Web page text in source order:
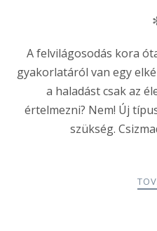
A felvilágosodás kora
gyakorlatáról van egy
a haladást csak az
értelmezni? Nem! Új
szükség.